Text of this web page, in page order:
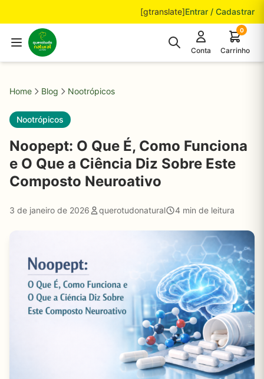
[gtranslate]Entrar / Cadastrar
Conta
0
Carrinho
Home Blog Nootrópicos
Nootrópicos
Noopept: O Que É, Como Funciona
e O Que a Ciência Diz Sobre Este
Composto Neuroativo
3 de janeiro de 2026 querotudonatural 4 min de leitura